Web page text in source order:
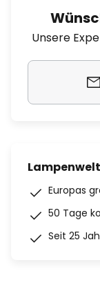
Unsere
Europas
50 Tage
Seit 25